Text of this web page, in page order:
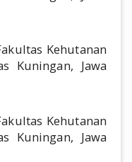
Kehutanan
Kuningan, Jawa
Kehutanan
Kuningan, Jawa